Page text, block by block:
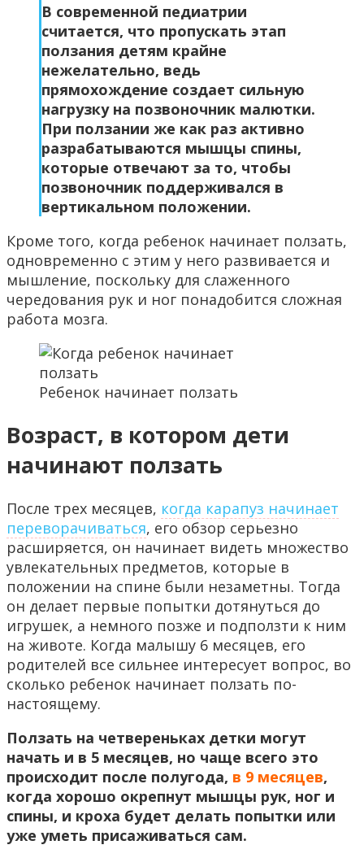
В современной педиатрии
считается, что пропускать этап
ползания детям крайне
нежелательно, ведь
прямохождение создает сильную
нагрузку на позвоночник малютки.
При ползании же как раз активно
разрабатываются мышцы спины,
которые отвечают за то, чтобы
позвоночник поддерживался в
вертикальном положении.
Кроме того, когда ребенок начинает ползать,
одновременно с этим у него развивается и
мышление, поскольку для слаженного
чередования рук и ног понадобится сложная
работа мозга.
Ребенок начинает ползать
Возраст, в котором дети
начинают ползать
После трех месяцев, когда карапуз начинает
переворачиваться, его обзор серьезно
расширяется, он начинает видеть множество
увлекательных предметов, которые в
положении на спине были незаметны. Тогда
он делает первые попытки дотянуться до
игрушек, а немного позже и подползти к ним
на животе. Когда малышу 6 месяцев, его
родителей все сильнее интересует вопрос, во
сколько ребенок начинает ползать по-
настоящему.
Ползать на четвереньках детки могут
начать и в 5 месяцев, но чаще всего это
происходит после полугода, в 9 месяцев,
когда хорошо окрепнут мышцы рук, ног и
спины, и кроха будет делать попытки или
уже уметь присаживаться сам.